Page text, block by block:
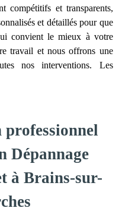
compétitifs et transparents,
et détaillés pour que
convient le mieux à votre
travail et nous offrons une
nos interventions. Les
Dépannage
à Brains-sur-